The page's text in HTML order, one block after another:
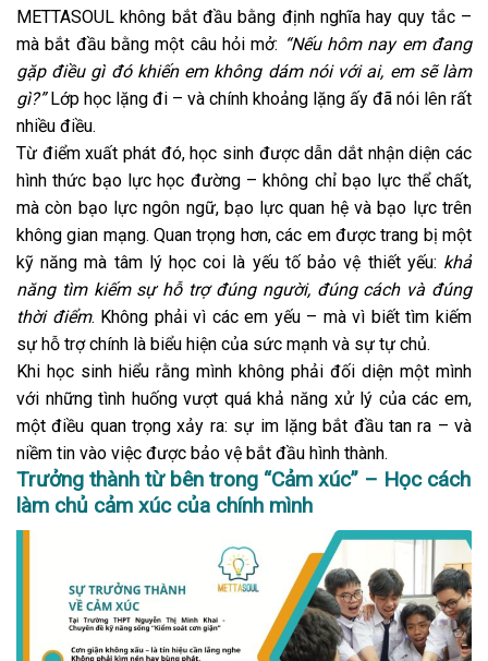
METTASOUL không bắt đầu bằng định nghĩa hay quy tắc –
mà bắt đầu bằng một câu hỏi mở: “Nếu hôm nay em đang
gặp điều gì đó khiến em không dám nói với ai, em sẽ làm
gì?”Lớp học lặng đi – và chính khoảng lặng ấy đã nói lên rất
nhiều điều.
Từ điểm xuất phát đó, học sinh được dẫn dắt nhận diện các
hình thức bạo lực học đường – không chỉ bạo lực thể chất,
mà còn bạo lực ngôn ngữ, bạo lực quan hệ và bạo lực trên
không gian mạng. Quan trọng hơn, các em được trang bị một
kỹ năng mà tâm lý học coi là yếu tố bảo vệ thiết yếu: khả
năng tìm kiếm sự hỗ trợ đúng người, đúng cách và đúng
thời điểm. Không phải vì các em yếu – mà vì biết tìm kiếm
sự hỗ trợ chính là biểu hiện của sức mạnh và sự tự chủ.
Khi học sinh hiểu rằng mình không phải đối diện một mình
với những tình huống vượt quá khả năng xử lý của các em,
một điều quan trọng xảy ra: sự im lặng bắt đầu tan ra – và
niềm tin vào việc được bảo vệ bắt đầu hình thành.
Trưởng thành từ bên trong “Cảm xúc” – Học cách
làm chủ cảm xúc của chính mình